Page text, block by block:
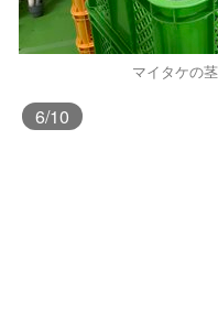
マイタケの
6/10